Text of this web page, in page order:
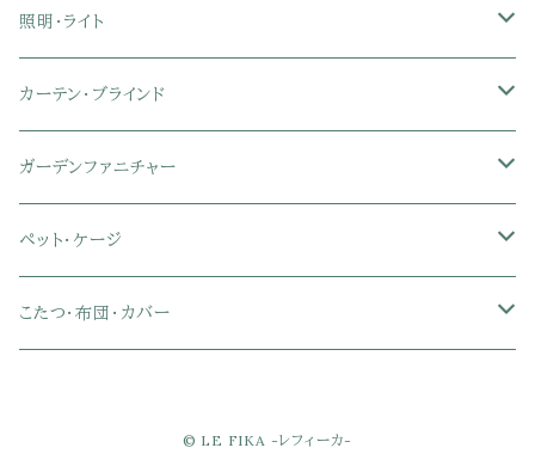
マットレス
セミシングル
シングル
セミシングル
シングル
セミダブル
ダブル
シングル
セミダブル
ダブル
クイーン
キング
スチール脚ダイニング
ツインデスク
デスクセット
サイドワゴン・チェスト
木製デスク
ガラスデスク
メッシュオフィスチェア
学習椅子
ファブリックチェア
革・レザー・合皮チェア
スチール脚チェア
木脚チェア
オフィス雑貨
オフィス家電
洗濯カゴ・ワゴン
物干しスタンド
トイレ用品
トイレットペーパーホルダー
バス用品・バスマット
食器・食器スタンド
キャニスター・ディスペンサー
コーヒーサーバー
エコバッグ
玄関小物・傘
絵本ラック・本棚
ラック・ランドセルラック
おもちゃ・キッズ収納
学習机・学習椅子
チェア・ベビーチェア・ソファ
照明・ライト
シーリングライト
シーリングファンライト
ペンダントライト
スポットライト
カーテン・ブラインド
ドレープカーテン
レースカーテン
カーテンセット
ガーデンファニチャー
ガーデンフェンス・アーチ
ガーデンテーブル・チェア・ベンチ
ペット・ケージ
ケージ
こたつ・布団・カバー
© LE FIKA -レフィーカ-